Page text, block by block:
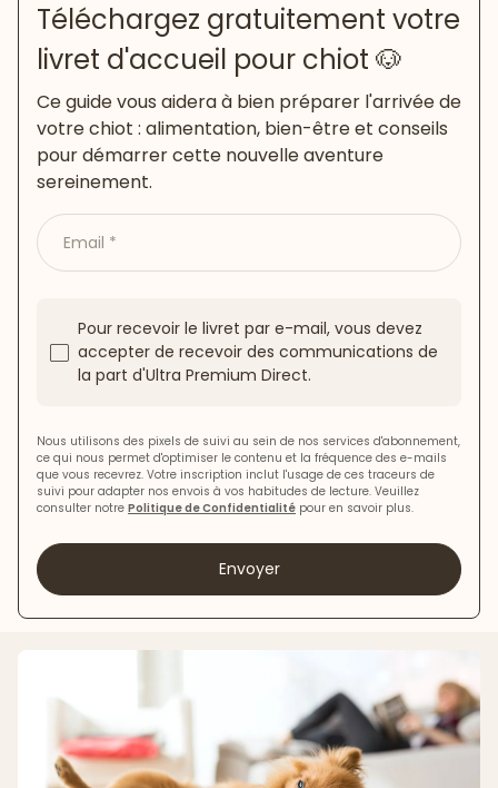
Téléchargez gratuitement votre
livret d'accueil pour chiot 🐶
Ce guide vous aidera à bien préparer l'arrivée de
votre chiot : alimentation, bien-être et conseils
pour démarrer cette nouvelle aventure
sereinement.
Email
Pour recevoir le livret par e-mail, vous devez
accepter de recevoir des communications de
la part d'Ultra Premium Direct.
Nous utilisons des pixels de suivi au sein de nos services d'abonnement,
ce qui nous permet d'optimiser le contenu et la fréquence des e-mails
que vous recevrez. Votre inscription inclut l'usage de ces traceurs de
suivi pour adapter nos envois à vos habitudes de lecture. Veuillez
consulter notre Politique de Confidentialité pour en savoir plus.
Envoyer